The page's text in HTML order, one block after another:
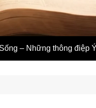
– Những thông điệp